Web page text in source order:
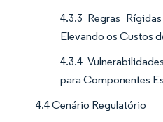
4.3.3 Regras
Elevando os Custos
4.3.4
para Componentes
4.4 Cenário Regulatório